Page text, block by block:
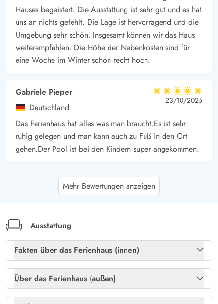
Hauses begeistert. Die Ausstattung ist sehr gut und es hat
uns an nichts gefehlt. Die Lage ist hervorragend und die
Umgebung sehr schön. Insgesamt können wir das Haus
weiterempfehlen. Die Höhe der Nebenkosten sind für
eine Woche im Winter schon recht hoch.
Gabriele Pieper
Deutschland
5 von 5
5 von 5
5 out of 5
23/10/2025
Das Ferienhaus hat alles was man braucht.Es ist sehr
ruhig gelegen und man kann auch zu Fuß in den Ort
gehen.Der Pool ist bei den Kindern super angekommen.
Jürgen Baldauf
Deutschland
4.5 von 5
4.5 out of 5
Ende einer Sackgasse und sehr ruhig. Wir hatten sogar
Besuch von Rehen und Hirschen auf der Terrasse. Ein
besonderes Erlebnis! Sowohl Strand als auch der
Ortskern sind fußläufig erreichbar. Das Haus ist sehr gut
ausgestattet. Für die Zimmer im Obergeschoss sind keine
Schränke vorhanden. Bei voller Belegung ist das ein
Problem. Wir waren zu viert und hatten ein Zimmer als
Mehr Bewertungen anzeigen
Ausstattung
Fakten über das Ferienhaus (innen)
Freies Glasfasernetz
Ja
Über das Ferienhaus (außen)
Gartenmöbel
Ja